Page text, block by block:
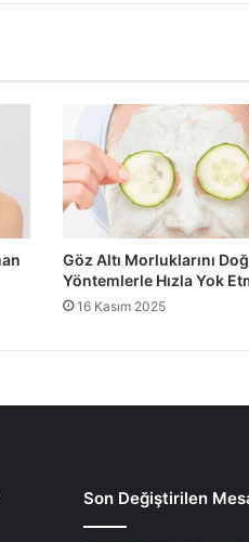
Göz Altı Morluklarını
Yöntemlerle Hızla Yok
16 Kasım 2025
Son Değiştirilen